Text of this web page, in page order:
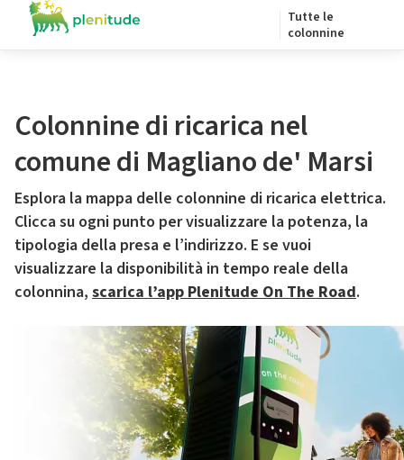
Tutte le
colonnine
Colonnine di ricarica nel
comune di Magliano de' Marsi
Esplora la mappa delle colonnine di ricarica elettrica.
Clicca su ogni punto per visualizzare la potenza, la
tipologia della presa e l’indirizzo. E se vuoi
visualizzare la disponibilità in tempo reale della
colonnina, scarica l’app Plenitude On The Road.